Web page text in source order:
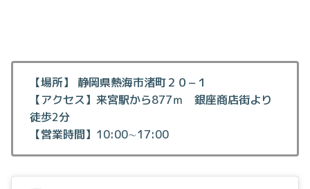
【場所】 静岡県熱海市渚町２０−１
【アクセス】来宮駅から877ｍ 銀座商店街より
徒歩2分
【営業時間】10:00∼17:00